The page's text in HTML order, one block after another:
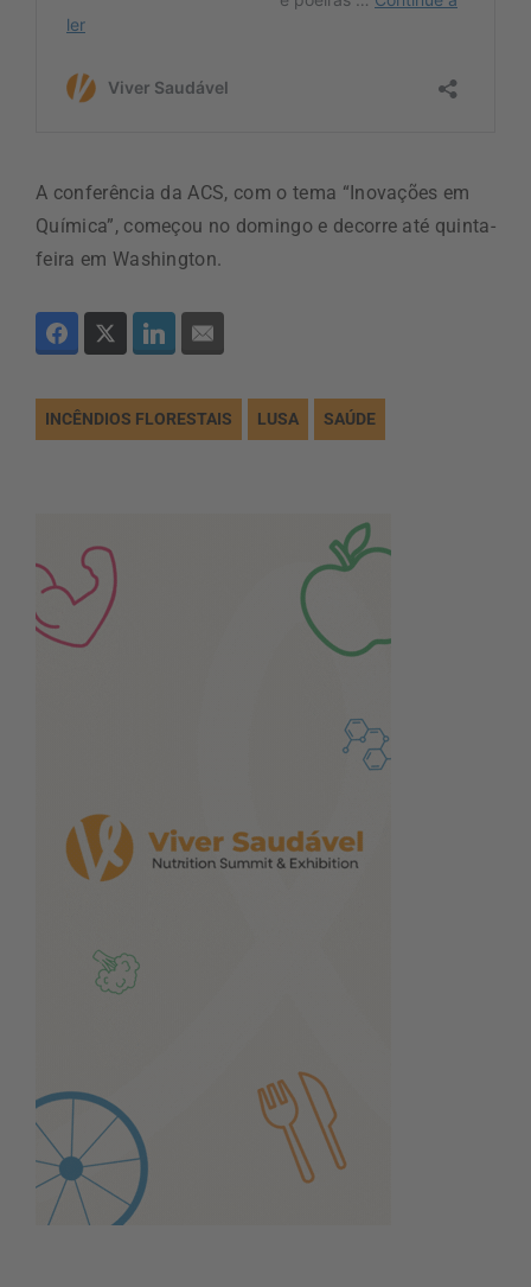
A conferência da ACS, com o tema “Inovações em
Química”, começou no domingo e decorre até quinta-
feira em Washington.
INCÊNDIOS FLORESTAIS LUSA SAÚDE